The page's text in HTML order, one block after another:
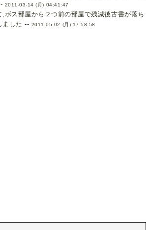
2011-03-14 (月) 04:41:47
,ボス部屋から２つ前の部屋で残滅後古書が落ち
ました -- 2011-05-02 (月) 17:58:58